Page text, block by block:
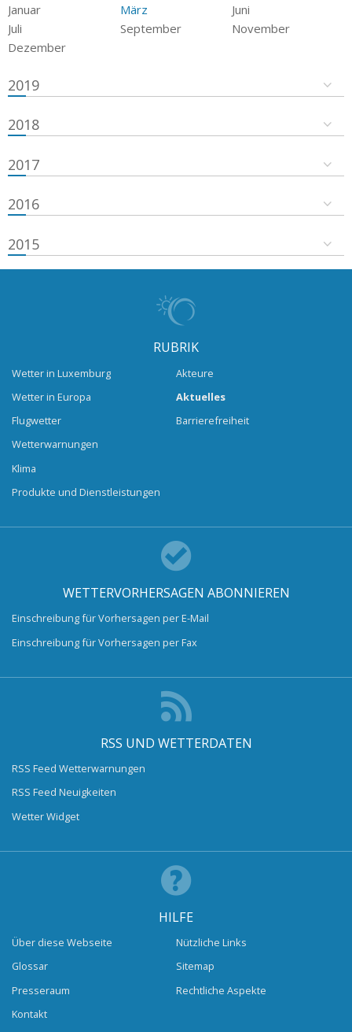
Januar März
Juni
Juli
September
November
Dezember
2019
2018
2017
2016
2015
RUBRIK
Wetter in Luxemburg
Wetter in Europa
Flugwetter
Wetterwarnungen
Klima
Produkte und Dienstleistungen
Akteure
Aktuelles
Barrierefreiheit
WETTERVORHERSAGEN ABONNIEREN
Einschreibung für Vorhersagen per E-Mail
Einschreibung für Vorhersagen per Fax
RSS UND WETTERDATEN
RSS Feed Wetterwarnungen
RSS Feed Neuigkeiten
Wetter Widget
HILFE
Über diese Webseite
Glossar
Presseraum
Kontakt
Nützliche Links
Sitemap
Rechtliche Aspekte